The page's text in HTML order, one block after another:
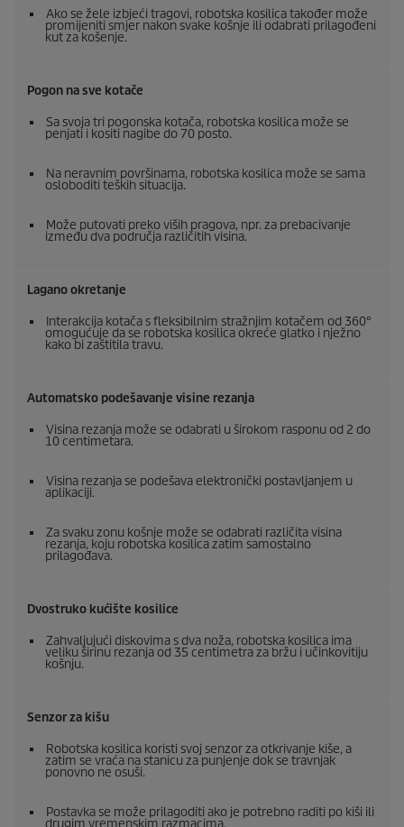
Ako se žele izbjeći tragovi, robotska kosilica također može
promijeniti smjer nakon svake košnje ili odabrati prilagođeni
kut za košenje.
Pogon na sve kotače
Sa svoja tri pogonska kotača, robotska kosilica može se
penjati i kositi nagibe do 70 posto.
Na neravnim površinama, robotska kosilica može se sama
osloboditi teških situacija.
Može putovati preko viših pragova, npr. za prebacivanje
između dva područja različitih visina.
Lagano okretanje
Interakcija kotača s fleksibilnim stražnjim kotačem od 360°
omogućuje da se robotska kosilica okreće glatko i nježno
kako bi zaštitila travu.
Automatsko podešavanje visine rezanja
Visina rezanja može se odabrati u širokom rasponu od 2 do
10 centimetara.
Visina rezanja se podešava elektronički postavljanjem u
aplikaciji.
Za svaku zonu košnje može se odabrati različita visina
rezanja, koju robotska kosilica zatim samostalno
prilagođava.
Dvostruko kućište kosilice
Zahvaljujući diskovima s dva noža, robotska kosilica ima
veliku širinu rezanja od 35 centimetra za bržu i učinkovitiju
košnju.
Senzor za kišu
Robotska kosilica koristi svoj senzor za otkrivanje kiše, a
zatim se vraća na stanicu za punjenje dok se travnjak
ponovno ne osuši.
Postavka se može prilagoditi ako je potrebno raditi po kiši ili